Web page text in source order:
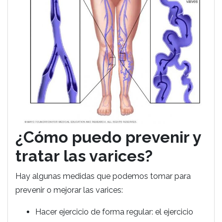
¿Cómo puedo prevenir y
tratar las varices?
Hay algunas medidas que podemos tomar para
prevenir o mejorar las varices:
Hacer ejercicio de forma regular: el ejercicio